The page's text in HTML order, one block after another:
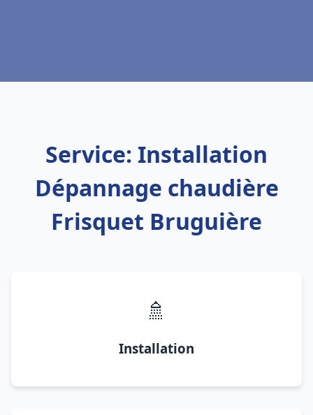
Service: Installation
Dépannage chaudière
Frisquet Bruguière
🚿
Installation